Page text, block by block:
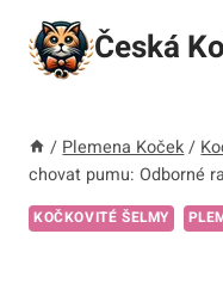
Přeskočit
obsah
Česká
/ Plemena Koček /
chovat pumu: Odborné
KOČKOVITÉ ŠELMY